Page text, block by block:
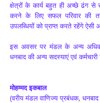
क्षेत्रों के कार्य बहुत ही अच्छे ढंग से
करने के लिए सफल परिवार की
उपलब्धियों को प्राप्त करते रहेंगे ऐसी
इस अवसर पर मंडल के अन्य
धनबाद की अन्य सदस्याएं एवं
मोहम्मद इकबाल
(वरीय मंडल वाणिज्य प्रबंधक, धनबाद